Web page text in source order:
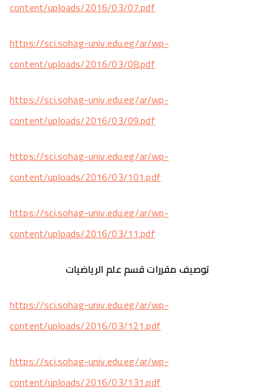
content/uploads/2016/03/07.pdf
https://sci.sohag-univ.edu.eg/ar/wp-
content/uploads/2016/03/08.pdf
https://sci.sohag-univ.edu.eg/ar/wp-
content/uploads/2016/03/09.pdf
https://sci.sohag-univ.edu.eg/ar/wp-
content/uploads/2016/03/101.pdf
https://sci.sohag-univ.edu.eg/ar/wp-
content/uploads/2016/03/11.pdf
توصيف مقررات قسم علم الرياضيات
https://sci.sohag-univ.edu.eg/ar/wp-
content/uploads/2016/03/121.pdf
https://sci.sohag-univ.edu.eg/ar/wp-
content/uploads/2016/03/131.pdf